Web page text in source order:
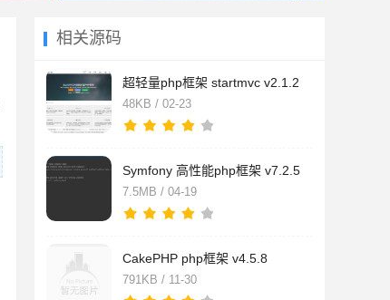
相关源码
超轻量php框架 startmvc v2.1.2
48KB / 02-23
Symfony 高性能php框架 v7.2.5
7.5MB / 04-19
CakePHP php框架 v4.5.8
791KB / 11-30